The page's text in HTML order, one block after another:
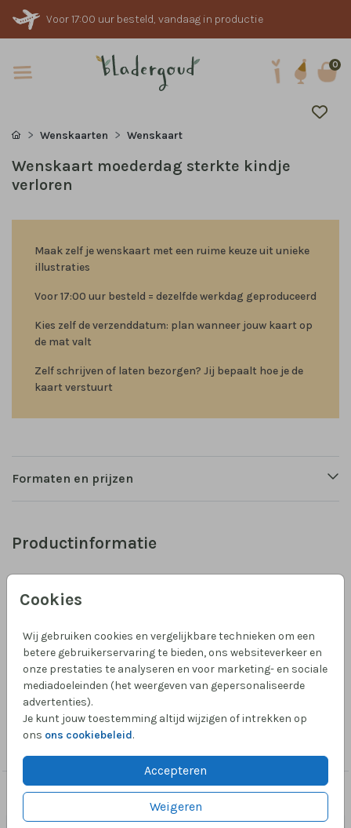
Voor 17:00 uur besteld, vandaag in productie
0
Cookies
Wij gebruiken cookies en vergelijkbare technieken om een
betere gebruikerservaring te bieden, ons websiteverkeer en
onze prestaties te analyseren en voor marketing- en sociale
mediadoeleinden (het weergeven van gepersonaliseerde
advertenties).
Je kunt jouw toestemming altijd wijzigen of intrekken op
ons ons cookiebeleid.
Accepteren
Weigeren
Wenskaarten Wenskaart
Wenskaart moederdag sterkte kindje
verloren
Maak zelf je wenskaart met een ruime keuze uit unieke
illustraties
Voor 17:00 uur besteld = dezelfde werkdag geproduceerd
Kies zelf de verzenddatum: plan wanneer jouw kaart op
de mat valt
Zelf schrijven of laten bezorgen? Jij bepaalt hoe je de
kaart verstuurt
Formaten en prijzen
Productinformatie
Omschrijving
Een wenskaart voor een lieve moeder die een kindje
dag zonder moeder een stukje zwaarder heeft. Een
rustige illustratie van een boeketje met bloemetjes en
een vlindertje.
Toon meer
Collectie
Dit vind je misschien ook leuk